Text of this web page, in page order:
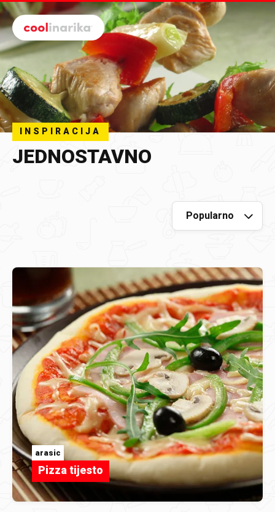
Preskoči na glavni sadržaj
INSPIRACIJA
JEDNOSTAVNO
arasic
Pizza tijesto